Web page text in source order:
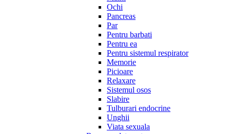
Ochi
Pancreas
Par
Pentru barbati
Pentru ea
Pentru sistemul respirator
Memorie
Picioare
Relaxare
Sistemul osos
Slabire
Tulburari endocrine
Unghii
Viata sexuala